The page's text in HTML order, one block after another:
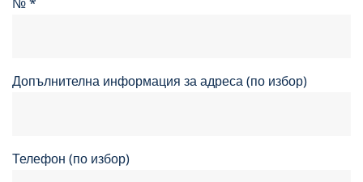
Допълнителна информация за адреса (по избор)
Телефон (по избор)